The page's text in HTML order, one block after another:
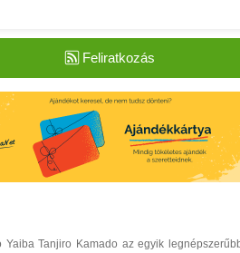
Feliratkozás
Tanjiro Kamado az egyik